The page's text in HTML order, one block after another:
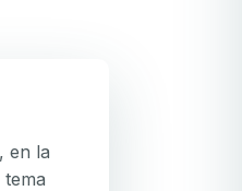
en la